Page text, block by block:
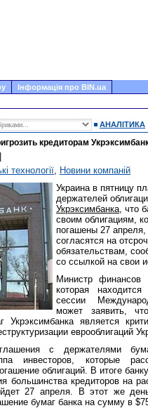
Інформація про BIN.ua
АНАЛІТИКА
кредиторам
технології, Новини компаній
Украина в пятницу
держателей
Укрэксимбанка, что
своим облигациям,
погашены 27
согласятся на
обязательствам,
со ссылкой на свои
Министр финансов
которая
сессии
может заявить,
Укрэксимбанка является
еврооблигаций
с держателями
инвесторов, которые
облигаций. В итоге
большинства кредиторов на
27 апреля. В этот же
бумаг банка на сумму в